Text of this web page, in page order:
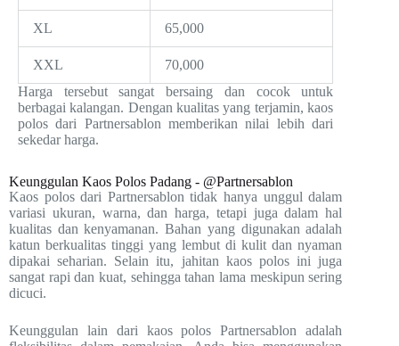
XL 65,000
XXL
70,000
Harga tersebut sangat bersaing dan cocok untuk
berbagai kalangan. Dengan kualitas yang terjamin, kaos
polos dari Partnersablon memberikan nilai lebih dari
sekedar harga.
Keunggulan Kaos Polos Padang - @Partnersablon
Kaos polos dari Partnersablon tidak hanya unggul dalam
variasi ukuran, warna, dan harga, tetapi juga dalam hal
kualitas dan kenyamanan. Bahan yang digunakan adalah
katun berkualitas tinggi yang lembut di kulit dan nyaman
dipakai seharian. Selain itu, jahitan kaos polos ini juga
sangat rapi dan kuat, sehingga tahan lama meskipun sering
dicuci.
Keunggulan lain dari kaos polos Partnersablon adalah